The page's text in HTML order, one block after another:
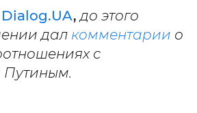
Dialog.UA, до этого
дал комментарии о
с